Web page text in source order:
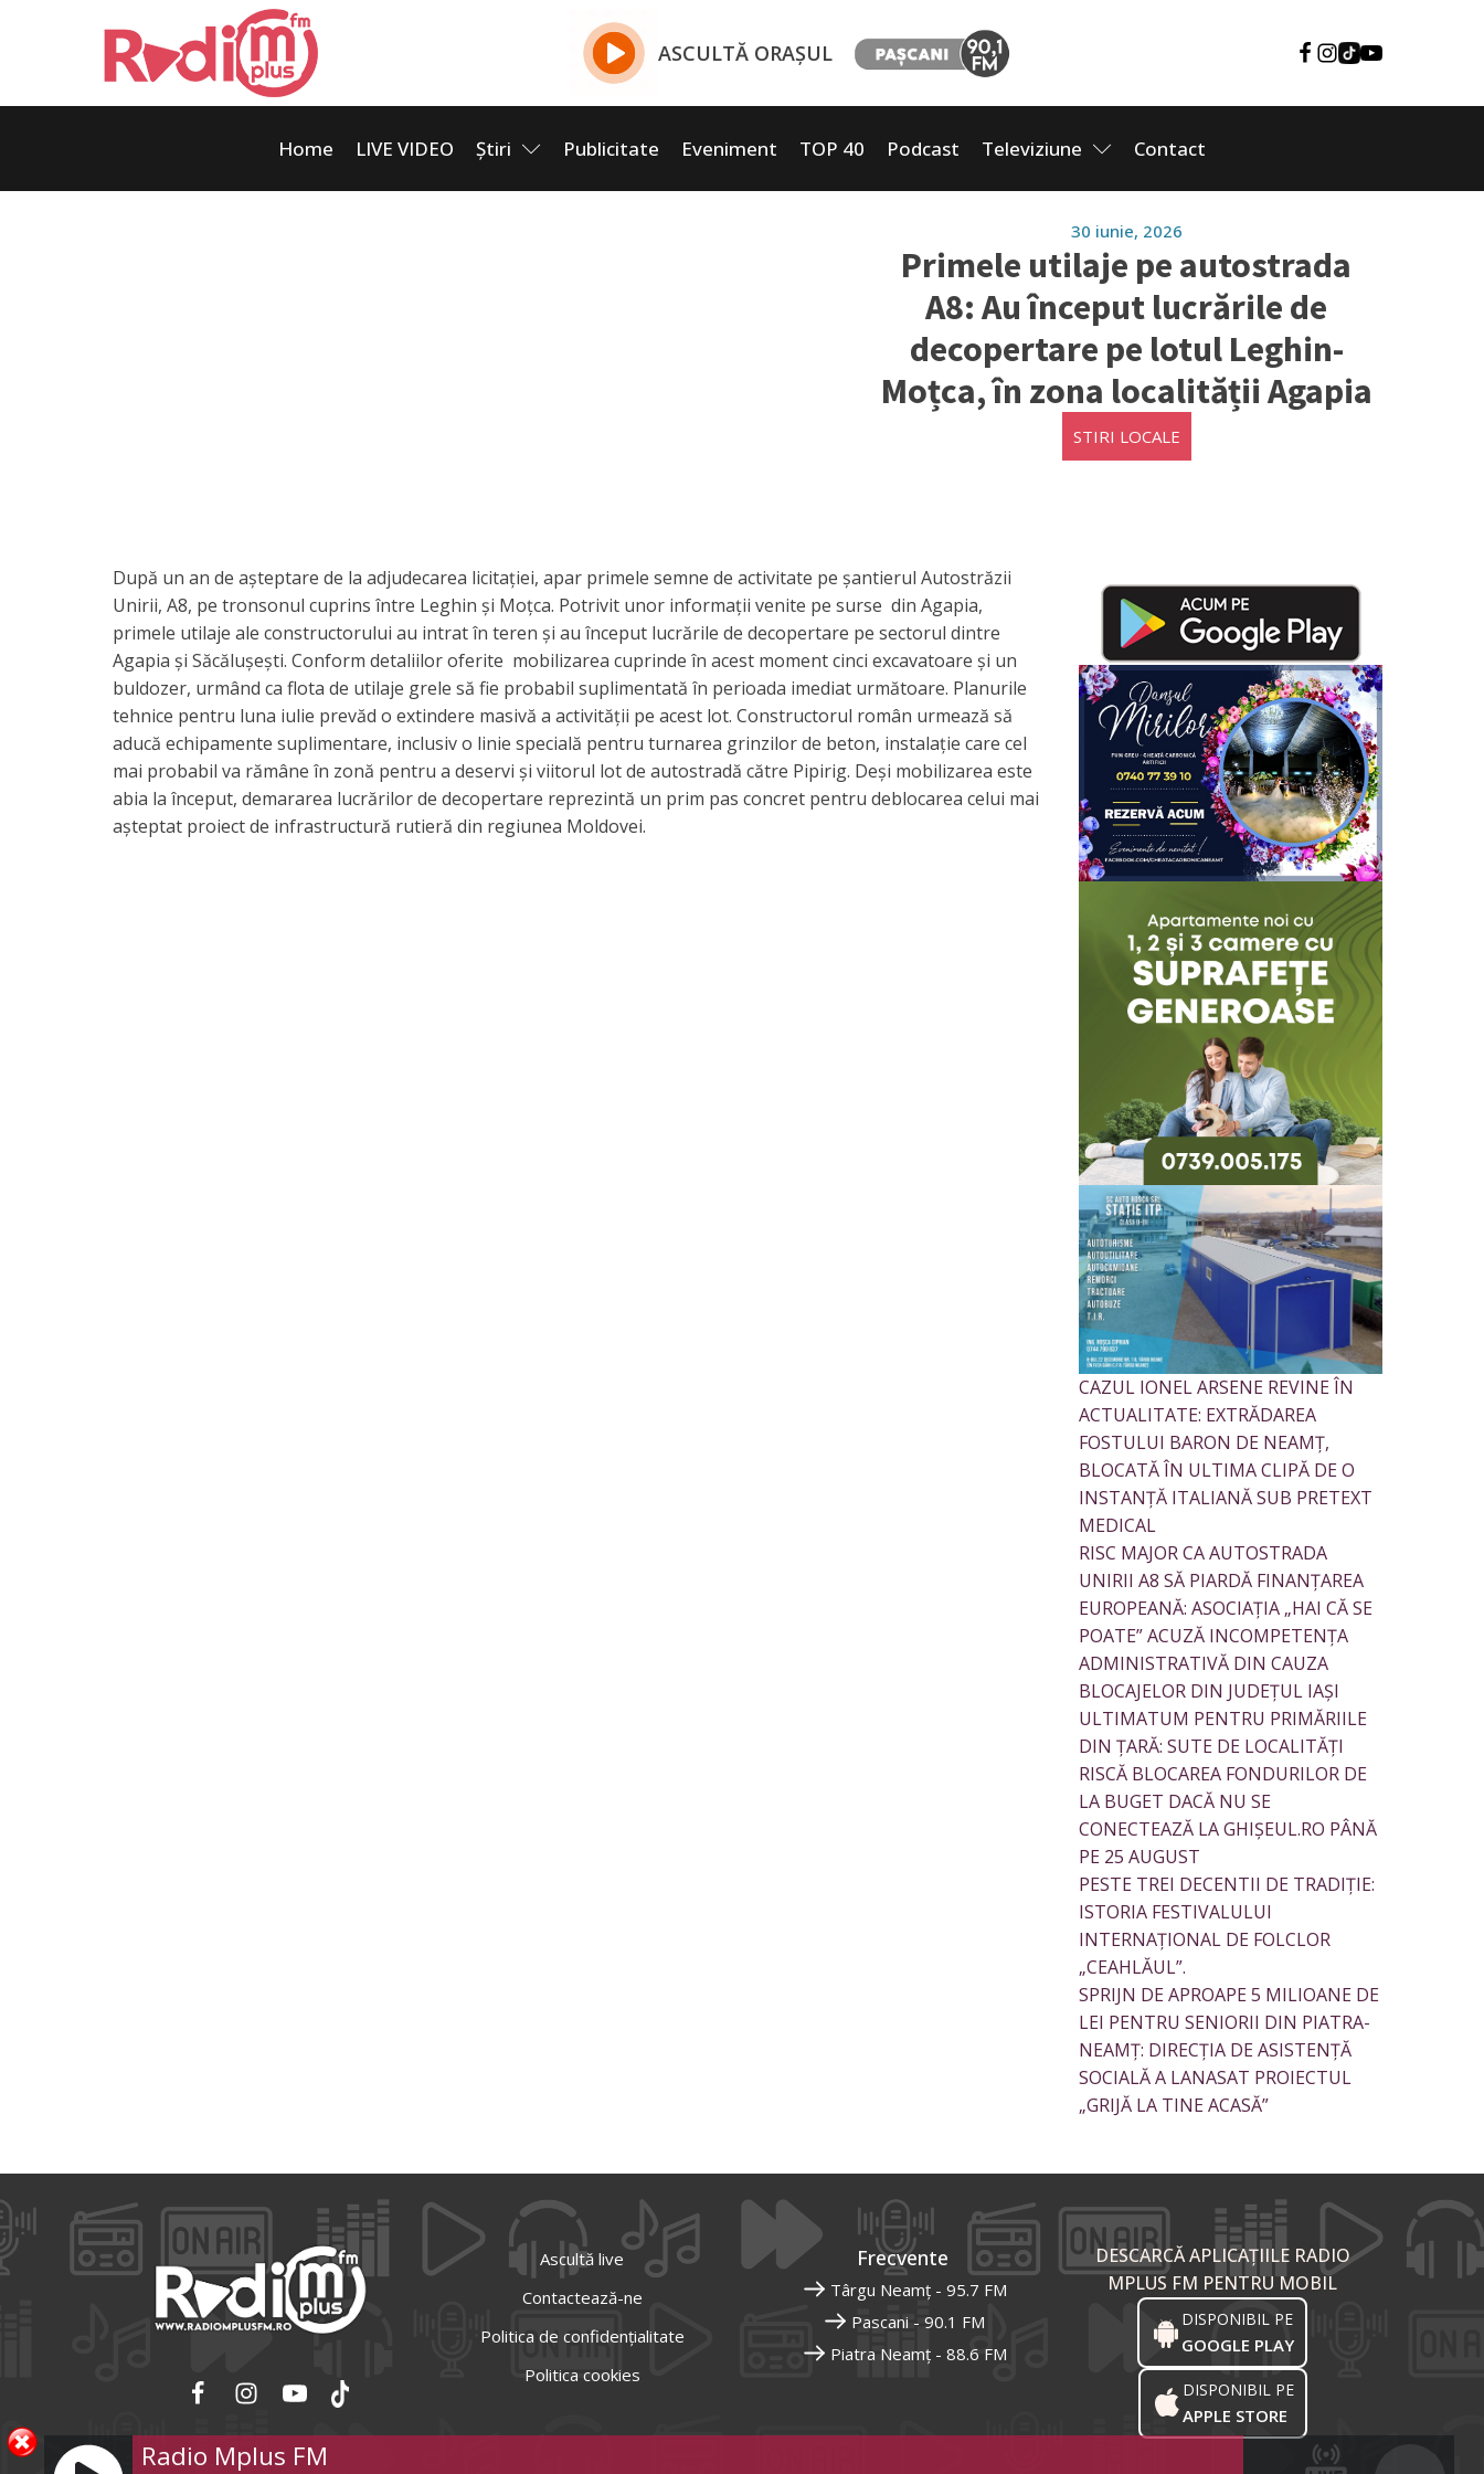
ASCULTĂ ORAȘUL
Home LIVE VIDEO Știri Publicitate Eveniment TOP 40 Podcast Televiziune Contact
30 iunie, 2026
Primele utilaje pe autostrada
A8: Au început lucrările de
decopertare pe lotul Leghin-
Moțca, în zona localității Agapia
STIRI LOCALE
​După un an de așteptare de la adjudecarea licitației, apar primele semne de activitate pe șantierul Autostrăzii
Unirii, A8, pe tronsonul cuprins între Leghin și Moțca. Potrivit unor informații venite pe surse din Agapia,
primele utilaje ale constructorului au intrat în teren și au început lucrările de decopertare pe sectorul dintre
Agapia și Săcălușești. Conform detaliilor oferite mobilizarea cuprinde în acest moment cinci excavatoare și un
buldozer, urmând ca flota de utilaje grele să fie probabil suplimentată în perioada imediat următoare. ​Planurile
tehnice pentru luna iulie prevăd o extindere masivă a activității pe acest lot. Constructorul român urmează să
aducă echipamente suplimentare, inclusiv o linie specială pentru turnarea grinzilor de beton, instalație care cel
mai probabil va rămâne în zonă pentru a deservi și viitorul lot de autostradă către Pipirig. Deși mobilizarea este
abia la început, demararea lucrărilor de decopertare reprezintă un prim pas concret pentru deblocarea celui mai
așteptat proiect de infrastructură rutieră din regiunea Moldovei.
CAZUL IONEL ARSENE REVINE ÎN
ACTUALITATE: EXTRĂDAREA
FOSTULUI BARON DE NEAMȚ,
BLOCATĂ ÎN ULTIMA CLIPĂ DE O
INSTANȚĂ ITALIANĂ SUB PRETEXT
MEDICAL
RISC MAJOR CA AUTOSTRADA
UNIRII A8 SĂ PIARDĂ FINANȚAREA
EUROPEANĂ: ASOCIAȚIA „HAI CĂ SE
POATE” ACUZĂ INCOMPETENȚA
ADMINISTRATIVĂ DIN CAUZA
BLOCAJELOR DIN JUDEȚUL IAȘI
ULTIMATUM PENTRU PRIMĂRIILE
DIN ȚARĂ: SUTE DE LOCALITĂȚI
RISCĂ BLOCAREA FONDURILOR DE
LA BUGET DACĂ NU SE
CONECTEAZĂ LA GHIȘEUL.RO PÂNĂ
PE 25 AUGUST
PESTE TREI DECENTII DE TRADIȚIE:
ISTORIA FESTIVALULUI
INTERNAȚIONAL DE FOLCLOR
„CEAHLĂUL”.
SPRIJN DE APROAPE 5 MILIOANE DE
LEI PENTRU SENIORII DIN PIATRA-
NEAMȚ: DIRECȚIA DE ASISTENȚĂ
SOCIALĂ A LANASAT PROIECTUL
„GRIJĂ LA TINE ACASĂ”
Ascultă live
Contactează-ne
Politica de confidențialitate
Politica cookies
Frecvente
Târgu Neamț - 95.7 FM
Pascani - 90.1 FM
Piatra Neamț - 88.6 FM
DESCARCĂ APLICAȚIILE RADIO
MPLUS FM PENTRU MOBIL
DISPONIBIL PE
GOOGLE PLAY
DISPONIBIL PE
APPLE STORE
Radio Mplus FM